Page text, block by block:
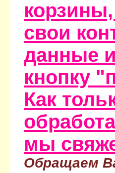
свои
данные
кнопку
Как
мы
Обращаем